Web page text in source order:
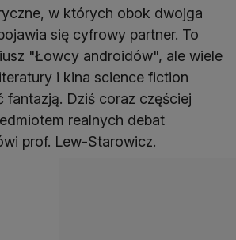
w których obok dwojga
się cyfrowy partner. To
"Łowcy androidów", ale wiele
i kina science fiction
fantazją. Dziś coraz częściej
realnych debat
prof. Lew-Starowicz.